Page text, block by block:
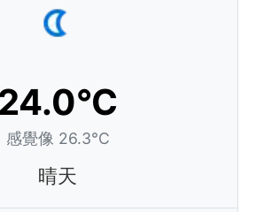
24.0°C
感覺像 26.3°C
晴天